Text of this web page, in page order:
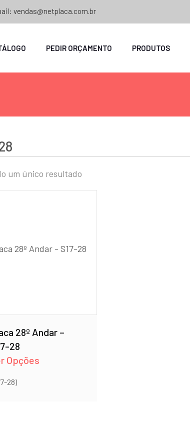
vendas@netplaca.com.br
PEDIR ORÇAMENTO PRODUTOS
um único resultado
28º Andar –
28
Opções
28)